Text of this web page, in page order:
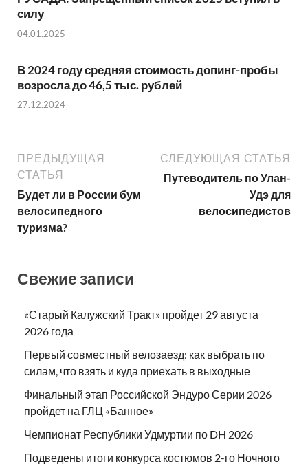
силу
04.01.2025
В 2024 году средняя стоимость допинг-пробы
возросла до 46,5 тыс. рублей
27.12.2024
ПРЕДЫДУЩАЯ
СТАТЬЯ
Будет ли в России бум
велосипедного
туризма?
СЛЕДУЮЩАЯ СТАТЬЯ
Путеводитель по Улан-
Удэ для
велосипедистов
Свежие записи
«Старый Калужский Тракт» пройдет 29 августа
2026 года
Первый совместный велозаезд: как выбрать по
силам, что взять и куда приехать в выходные
Финальный этап Российской Эндуро Серии 2026
пройдет на ГЛЦ «Банное»
Чемпионат Республики Удмуртии по DH 2026
Подведены итоги конкурса костюмов 2-го Ночного